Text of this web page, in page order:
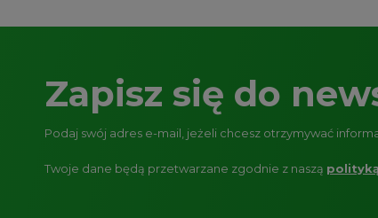
Zapisz się do
Podaj swój adres e-mail, jeżeli chcesz otrzymywać
Twoje dane będą przetwarzane zgodnie z naszą